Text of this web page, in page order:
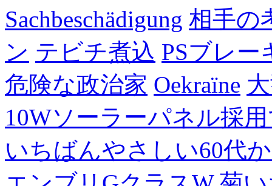
Sachbeschädigung 相手の
ン テビチ煮込 PSブレー
危険な政治家 Oekraïne
10Wソーラーパネル採
いちばんやさしい60代